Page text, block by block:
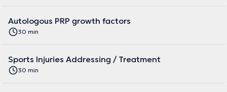
Autologous PRP growth factors
30 min
Sports Injuries Addressing / Treatment
30 min